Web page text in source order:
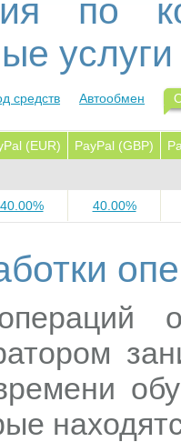
по
услуги
средств Автообмен
(EUR) PayPal (GBP)
40.00% 40.00%